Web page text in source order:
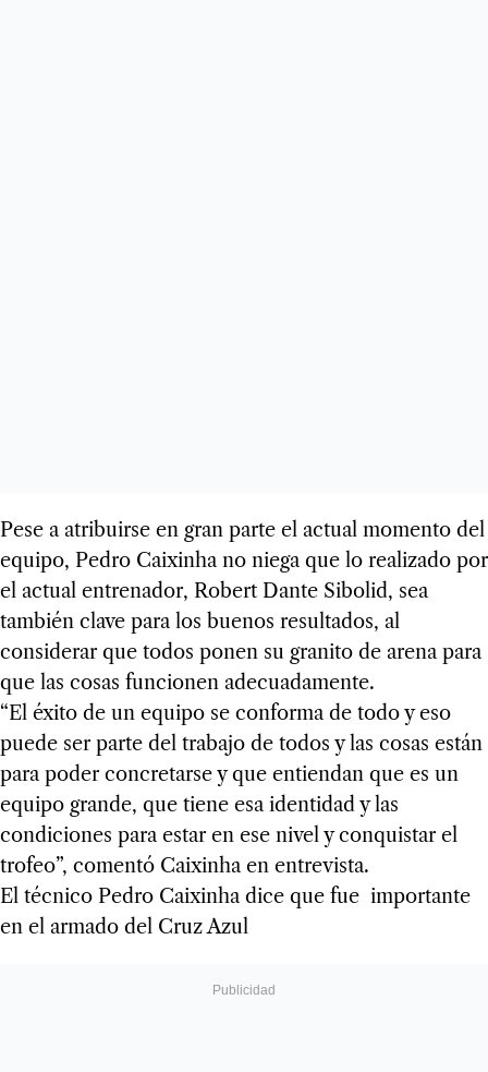
Pese a atribuirse en gran parte el actual momento del
equipo, Pedro Caixinha no niega que lo realizado por
el actual entrenador, Robert Dante Sibolid, sea
también clave para los buenos resultados, al
considerar que todos ponen su granito de arena para
que las cosas funcionen adecuadamente.
“El éxito de un equipo se conforma de todo y eso
puede ser parte del trabajo de todos y las cosas están
para poder concretarse y que entiendan que es un
equipo grande, que tiene esa identidad y las
condiciones para estar en ese nivel y conquistar el
trofeo”, comentó Caixinha en entrevista.
El técnico Pedro Caixinha dice que fue importante
en el armado del Cruz Azul